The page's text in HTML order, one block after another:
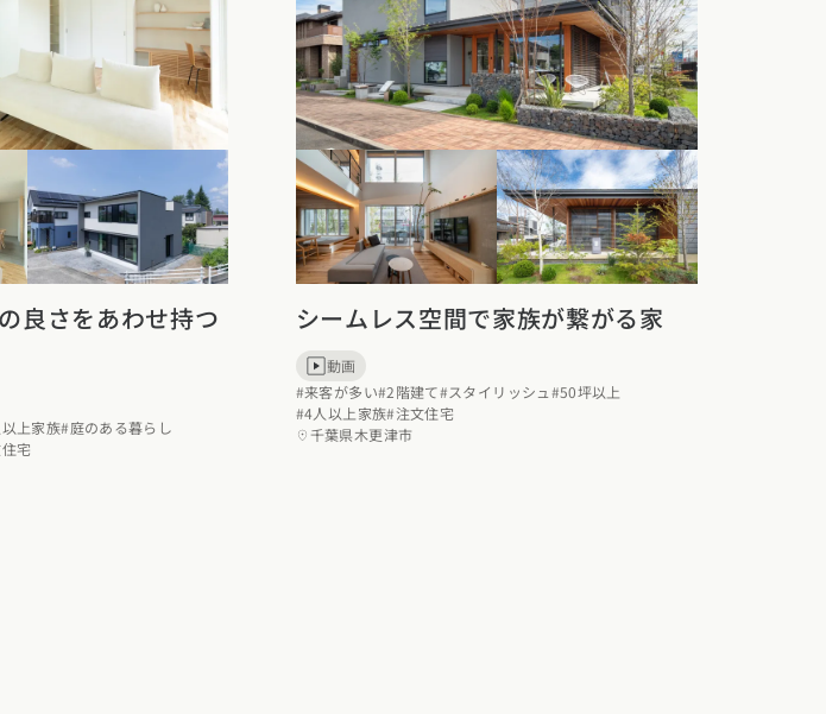
良さをあわせ持つ
上家族#庭のある暮らし
宅
シームレス空間で家族が繋がる家
動画
#来客が多い#2階建て#スタイリッシュ #50坪以上
#4人以上家族#注文住宅
千葉県木更津市
(16)茨城県 (7)栃木県 (2) 群馬県 (7)
山梨県 (8) 長野県 (11)
(5)
奈良県 (6)和歌山県 (5)